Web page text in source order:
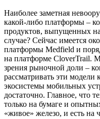
Наиболее заметная
какой-либо платформы –
продуктов, выпущенных
случае? Сейчас имеется
платформы Medfield и
на платформе CloverTrail.
зрения рыночной доли –
рассматривать эти
экосистемы мобильных
достаточно. Главное, что
только на бумаге и
«живое» железо, и есть на